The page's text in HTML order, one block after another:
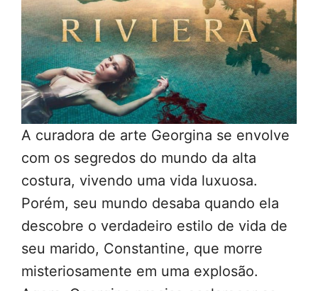
A curadora de arte Georgina se envolve
com os segredos do mundo da alta
costura, vivendo uma vida luxuosa.
Porém, seu mundo desaba quando ela
descobre o verdadeiro estilo de vida de
seu marido, Constantine, que morre
misteriosamente em uma explosão.